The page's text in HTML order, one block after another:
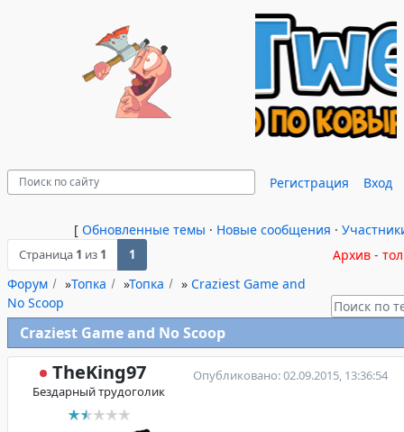
Регистрация Вход
[ Обновленные темы · Новые сообщения ·
Страница 1 из 1 1
Архив -
Форум
»Топка »Топка » Craziest Game and
No Scoop
Craziest Game and No Scoop
TheKing97
Бездарный трудоголик
Опубликовано: 02.09.2015, 13:36:54